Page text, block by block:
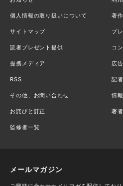
個人情報の取り扱いについて 著
サイトマップ プ
読者プレゼント提供 コ
提携メディア 広
RSS 記
その他、お問い合わせ 情
お詫びと訂正 著
監修者一覧
メールマガジン